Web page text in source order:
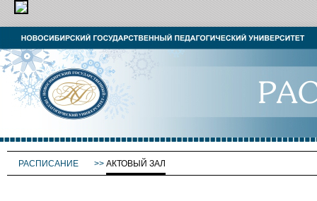
РАСПИСАНИЕ >> АКТОВЫЙ ЗАЛ